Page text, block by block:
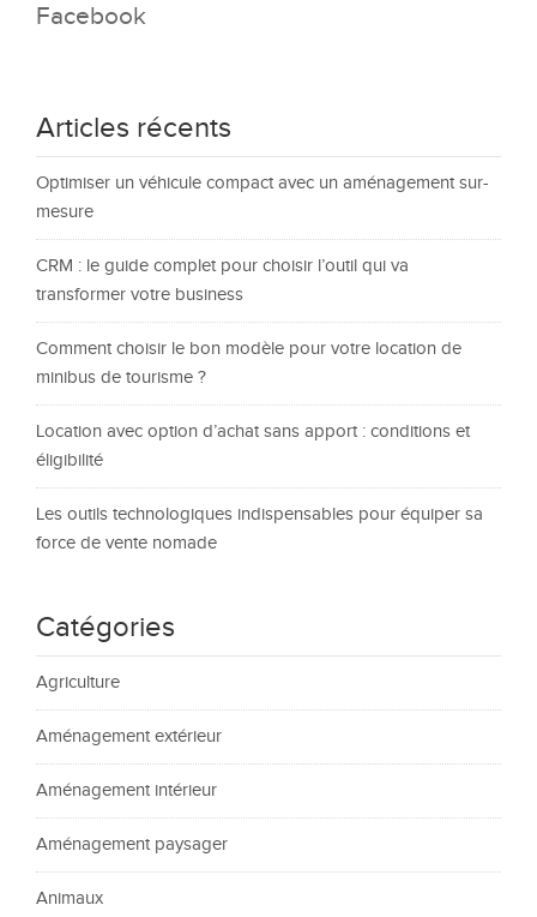
Facebook
Articles récents
Optimiser un véhicule compact avec un aménagement sur-
mesure
CRM : le guide complet pour choisir l’outil qui va
transformer votre business
Comment choisir le bon modèle pour votre location de
minibus de tourisme ?
Location avec option d’achat sans apport : conditions et
éligibilité
Les outils technologiques indispensables pour équiper sa
force de vente nomade
Catégories
Agriculture
Aménagement extérieur
Aménagement intérieur
Aménagement paysager
Animaux